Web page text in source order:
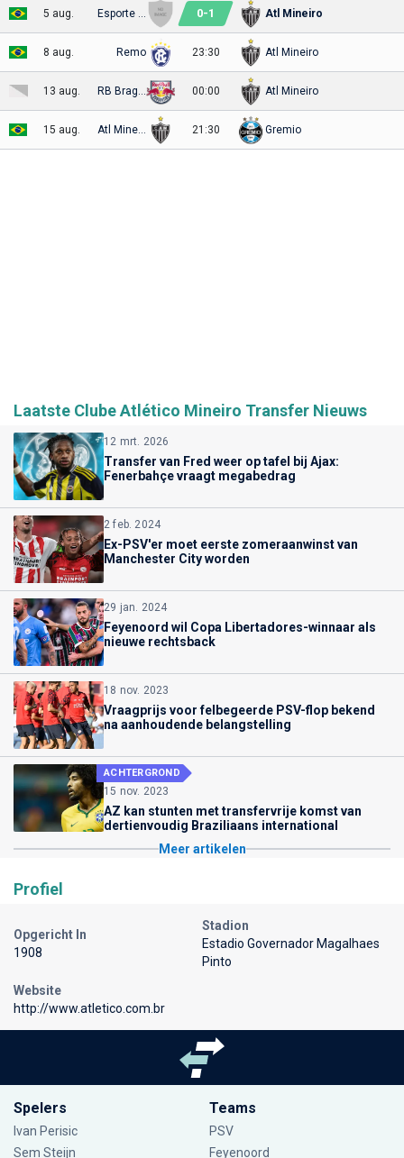
5 aug. Esporte Clube Juventude 0-1 Atl Mineiro
8 aug. Remo 23:30 Atl Mineiro
13 aug. RB Bragantino 00:00 Atl Mineiro
15 aug. Atl Mineiro 21:30 Gremio
Laatste Clube Atlético Mineiro Transfer Nieuws
12 mrt. 2026
Transfer van Fred weer op tafel bij Ajax:
Fenerbahçe vraagt megabedrag
2 feb. 2024
Ex-PSV'er moet eerste zomeraanwinst van
Manchester City worden
29 jan. 2024
Feyenoord wil Copa Libertadores-winnaar als
nieuwe rechtsback
18 nov. 2023
Vraagprijs voor felbegeerde PSV-flop bekend
na aanhoudende belangstelling
ACHTERGROND
15 nov. 2023
AZ kan stunten met transfervrije komst van
dertienvoudig Braziliaans international
Meer artikelen
Profiel
Opgericht In
1908
Stadion
Estadio Governador Magalhaes
Pinto
Website
http://www.atletico.com.br
Spelers
Ivan Perisic
Sem Steijn
Teams
PSV
Feyenoord